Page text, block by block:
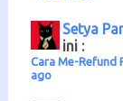
Setya
ini :
Cara Me-Refund
ago